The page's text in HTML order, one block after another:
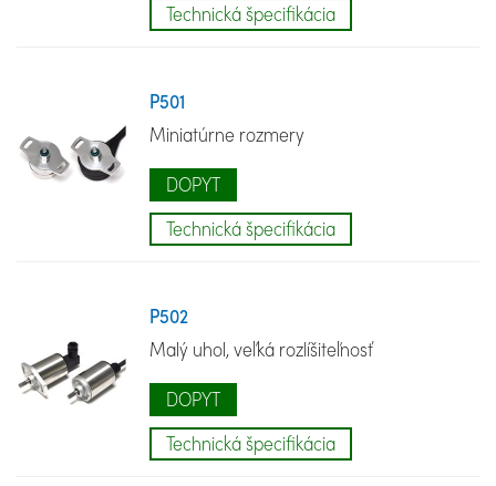
Technická špecifikácia
P501
Miniatúrne rozmery
DOPYT
Technická špecifikácia
P502
Malý uhol, veľká rozlíšiteľnosť
DOPYT
Technická špecifikácia